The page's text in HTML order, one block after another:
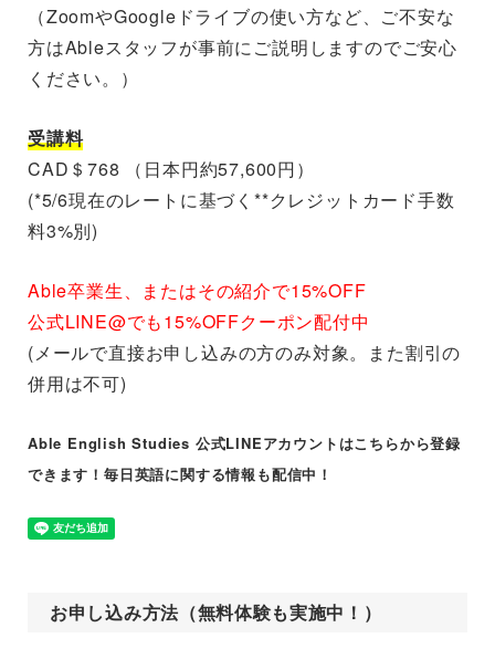
（ZoomやGoogleドライブの使い方など、ご不安な
方はAbleスタッフが事前にご説明しますのでご安心
ください。）
受講料
CAD＄768 （日本円約57,600円）
(*5/6現在のレートに基づく**クレジットカード手数
料3%別)
Able卒業生、またはその紹介で15%OFF
公式LINE@でも15%OFFクーポン配付中
(メールで直接お申し込みの方のみ対象。また割引の
併用は不可)
Able English Studies 公式LINEアカウントはこちらから登録
できます！毎日英語に関する情報も配信中！
お申し込み方法（無料体験も実施中！）